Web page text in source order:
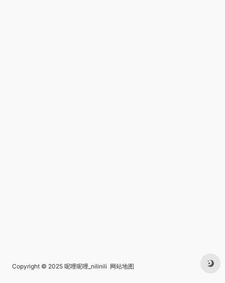
Copyright © 2025 呢哩呢哩_nilinili 网站地图